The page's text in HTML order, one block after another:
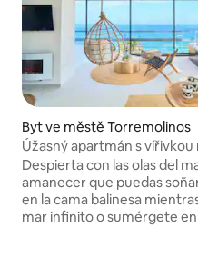
Byt ve městě Torremolinos
Úžasný apartmán s vířivkou
Savanna
Despierta con las olas del
amanecer que puedas
en la cama balinesa
mar infinito o sumérgete